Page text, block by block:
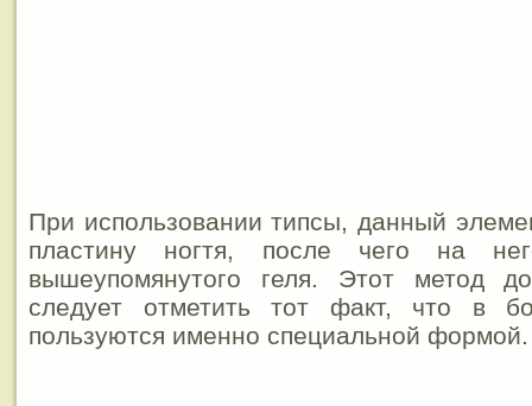
При использовании типсы, данный
пластину ногтя, после чего на
вышеупомянутого геля. Этот метод
следует отметить тот факт, что в
пользуются именно специальной формой.